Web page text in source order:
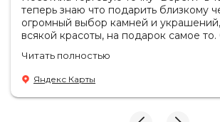
теперь знаю что подарить близкому
огромный выбор камней и
всякой красоты, на подарок самое
Продавцы-консультанты
подсказки на что обратить внимание
персонал.
Читать полностью
Яндекс Карты